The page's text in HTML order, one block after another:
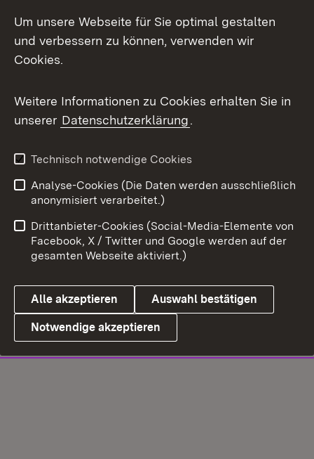
Um unsere Webseite für Sie optimal gestalten
und verbessern zu können, verwenden wir
Cookies.
Weitere Informationen zu Cookies erhalten Sie in
unserer Datenschutzerklärung.
Technisch notwendige Cookies
Analyse-Cookies (Die Daten werden ausschließlich
anonymisiert verarbeitet.)
Drittanbieter-Cookies (Social-Media-Elemente von
Facebook, X / Twitter und Google werden auf der
gesamten Webseite aktiviert.)
Alle akzeptieren Auswahl bestätigen
Notwendige akzeptieren